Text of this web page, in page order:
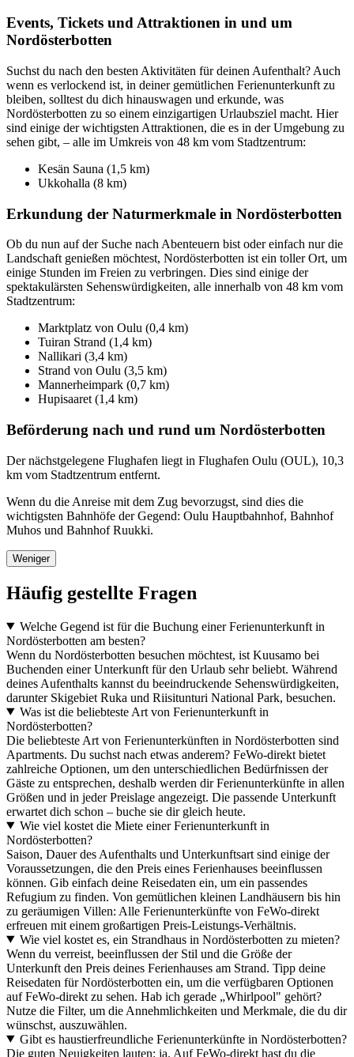
Events, Tickets und Attraktionen in und um
Nordösterbotten
Suchst du nach den besten Aktivitäten für deinen Aufenthalt? Auch
wenn es verlockend ist, in deiner gemütlichen Ferienunterkunft zu
bleiben, solltest du dich hinauswagen und erkunde, was
Nordösterbotten zu so einem einzigartigen Urlaubsziel macht. Hier
sind einige der wichtigsten Attraktionen, die es in der Umgebung zu
sehen gibt, – alle im Umkreis von 48 km vom Stadtzentrum:
Kesän Sauna (1,5 km)
Ukkohalla (8 km)
Erkundung der Naturmerkmale in Nordösterbotten
Ob du nun auf der Suche nach Abenteuern bist oder einfach nur die
Landschaft genießen möchtest, Nordösterbotten ist ein toller Ort, um
einige Stunden im Freien zu verbringen. Dies sind einige der
spektakulärsten Sehenswürdigkeiten, alle innerhalb von 48 km vom
Stadtzentrum:
Marktplatz von Oulu (0,4 km)
Tuiran Strand (1,4 km)
Nallikari (3,4 km)
Strand von Oulu (3,5 km)
Mannerheimpark (0,7 km)
Hupisaaret (1,4 km)
Beförderung nach und rund um Nordösterbotten
Der nächstgelegene Flughafen liegt in Flughafen Oulu (OUL), 10,3
km vom Stadtzentrum entfernt.
Wenn du die Anreise mit dem Zug bevorzugst, sind dies die
wichtigsten Bahnhöfe der Gegend: Oulu Hauptbahnhof, Bahnhof
Muhos und Bahnhof Ruukki.
Weniger
Häufig gestellte Fragen
Welche Gegend ist für die Buchung einer Ferienunterkunft in
Nordösterbotten am besten?
Wenn du Nordösterbotten besuchen möchtest, ist Kuusamo bei
Buchenden einer Unterkunft für den Urlaub sehr beliebt. Während
deines Aufenthalts kannst du beeindruckende Sehenswürdigkeiten,
darunter Skigebiet Ruka und Riisitunturi National Park, besuchen.
Was ist die beliebteste Art von Ferienunterkunft in
Nordösterbotten?
Die beliebteste Art von Ferienunterkünften in Nordösterbotten sind
Apartments. Du suchst nach etwas anderem? FeWo-direkt bietet
zahlreiche Optionen, um den unterschiedlichen Bedürfnissen der
Gäste zu entsprechen, deshalb werden dir Ferienunterkünfte in allen
Größen und in jeder Preislage angezeigt. Die passende Unterkunft
erwartet dich schon – buche sie dir gleich heute.
Wie viel kostet die Miete einer Ferienunterkunft in
Nordösterbotten?
Saison, Dauer des Aufenthalts und Unterkunftsart sind einige der
Voraussetzungen, die den Preis eines Ferienhauses beeinflussen
können. Gib einfach deine Reisedaten ein, um ein passendes
Refugium zu finden. Von gemütlichen kleinen Landhäusern bis hin
zu geräumigen Villen: Alle Ferienunterkünfte von FeWo-direkt
erfreuen mit einem großartigen Preis-Leistungs-Verhältnis.
Wie viel kostet es, ein Strandhaus in Nordösterbotten zu mieten?
Wenn du verreist, beeinflussen der Stil und die Größe der
Unterkunft den Preis deines Ferienhauses am Strand. Tipp deine
Reisedaten für Nordösterbotten ein, um die verfügbaren Optionen
auf FeWo-direkt zu sehen. Hab ich gerade „Whirlpool" gehört?
Nutze die Filter, um die Annehmlichkeiten und Merkmale, die du dir
wünschst, auszuwählen.
Gibt es haustierfreundliche Ferienunterkünfte in Nordösterbotten?
Die guten Neuigkeiten lauten: ja. Auf FeWo-direkt hast du die